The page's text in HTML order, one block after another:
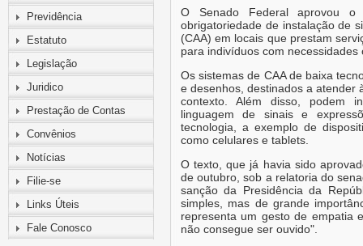
Previdência
Estatuto
Legislação
Juridico
Prestação de Contas
Convênios
Notícias
Filie-se
Links Úteis
Fale Conosco
O Senado Federal aprovou
obrigatoriedade de instalação de
(CAA) em locais que prestam
para indivíduos com
Os sistemas de CAA de baixa
e desenhos, destinados a atender
contexto. Além disso, podem
linguagem de sinais e
tecnologia, a exemplo de
como celulares e tablets.
O texto, que já havia sido
de outubro, sob a relatoria do
sanção da Presidência da
simples, mas de grande
representa um gesto de empatia
não consegue ser ouvido".